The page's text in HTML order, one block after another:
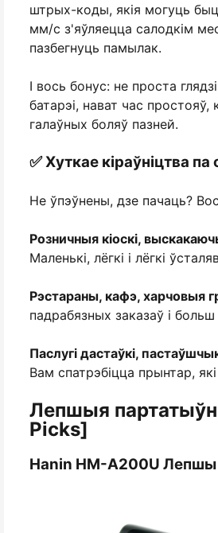
штрых-коды, якія могуць
мм/с з'яўляецца салодкім
пазбегнуць памылак.
І вось бонус: не проста
батарэі, нават час
галаўных боляў пазней.
✅ Хуткае кіраўніцтва па
Не ўпэўнены, дзе пачаць?
Розничныя кіоскі,
Маленькі, лёгкі і лёгкі
Рэстараны, кафэ, харчовыя
падрабязных заказаў і больш
Паслугі дастаўкі,
Вам спатрэбіцца прынтар,
Лепшыя
Picks]
Hanin HM-A200U Лепшы